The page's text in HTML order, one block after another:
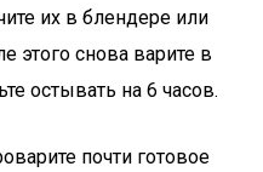
их в блендере или
этого снова варите в
остывать на 6 часов.
почти готовое